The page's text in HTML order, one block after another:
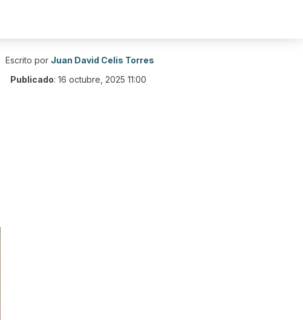
Escrito por Juan David Celis Torres
Publicado: 16 octubre, 2025 11:00